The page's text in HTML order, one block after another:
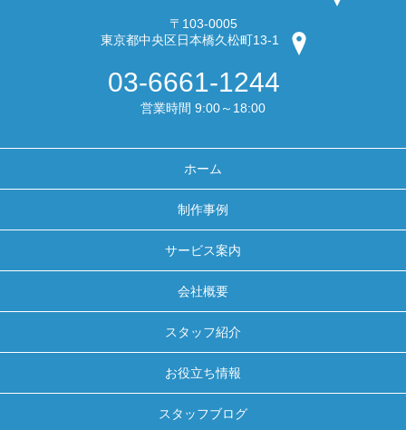
〒103-0005
東京都中央区日本橋久松町13-1
03-6661-1244
営業時間 9:00～18:00
ホーム
制作事例
サービス案内
会社概要
スタッフ紹介
お役立ち情報
スタッフブログ